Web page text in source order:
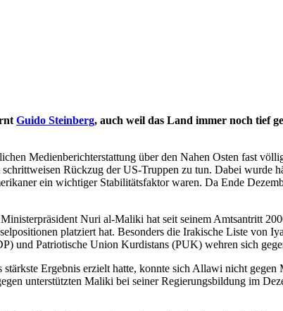
Guido Steinberg, auch weil das Land immer noch tief
Medienberichterstattung über den Nahen Osten fast
Rückzug der US-Truppen zu tun. Dabei wurde
ein wichtiger Stabilitätsfaktor waren. Da Ende
Nuri al-Maliki hat seit seinem Amtsantritt
platziert hat. Besonders die Irakische Liste von
und Patriotische Union Kurdistans (PUK) wehren sich
Ergebnis erzielt hatte, konnte sich Allawi nicht
unterstützten Maliki bei seiner Regierungsbildung im